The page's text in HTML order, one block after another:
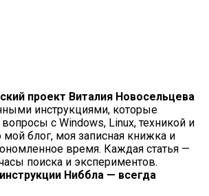
проект Виталия Новосельцева
инструкциями, которые
с Windows, Linux, техникой и
блог, моя записная книжка и
время. Каждая статья —
поиска и экспериментов.
Ниббла — всегда